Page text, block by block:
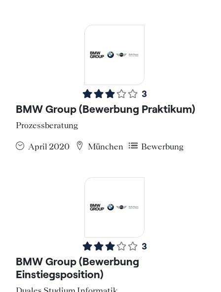
3
BMW Group (Bewerbung Praktikum)
Prozessberatung
April 2020 München Bewerbung
3
BMW Group (Bewerbung
Einstiegsposition)